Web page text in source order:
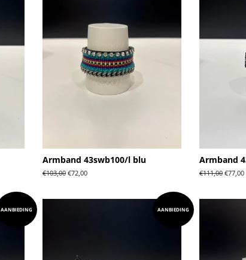
Armband 43swb100/l blu
Normale
€103,00 Aanbiedingsprijs
€72,00
Armband
Normale
€111,00 €77,00
AANBIEDING AANBIEDING